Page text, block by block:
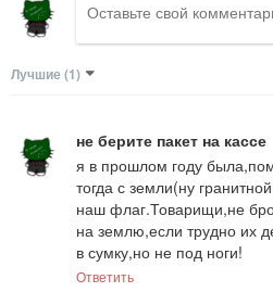
Лучшие (1)
не берите пакет на кассе
я в прошлом году
тогда с земли(ну
наш флаг.Товарищи,не
на землю,если трудно их
в сумку,но не под ноги!
Ответить